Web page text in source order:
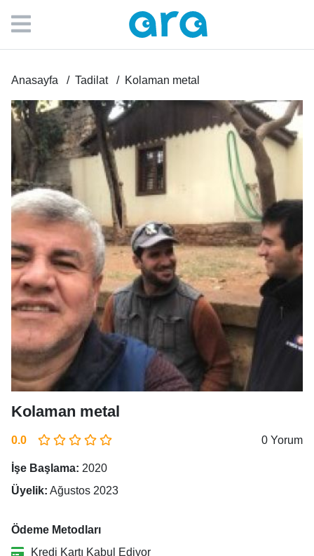
Anasayfa Tadilat Kolaman metal
Kolaman metal
0.0 0 Yorum
İşe Başlama: 2020
Üyelik: Ağustos 2023
Ödeme Metodları
Kredi Kartı Kabul Ediyor